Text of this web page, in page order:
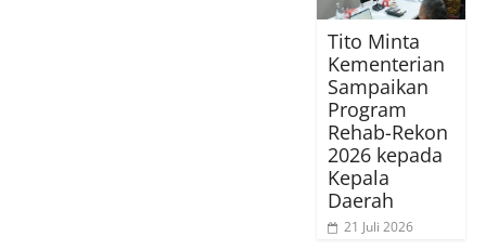
Tito Minta
Kementerian
Sampaikan
Program
Rehab-Rekon
2026 kepada
Kepala
Daerah
21 Juli 2026